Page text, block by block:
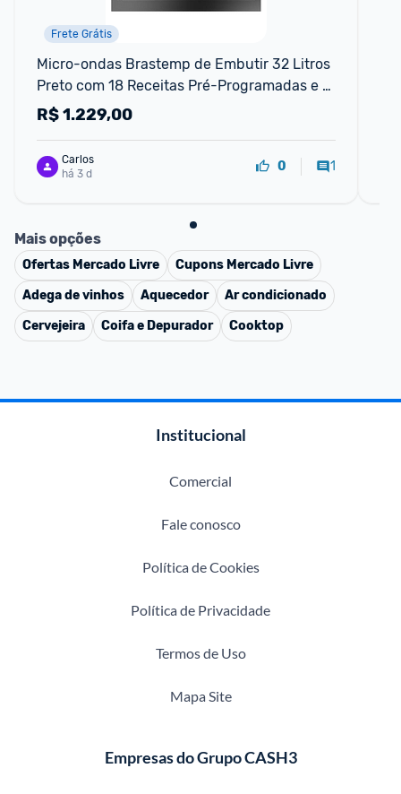
Frete Grátis
Micro-ondas Brastemp de Embutir 32 Litros
Preto com 18 Receitas Pré-Programadas e
Design Sofisticado - BM146AE 110V
R$1.229,00
Carlos
há 3 d
0 1
Mais opções
Ofertas Mercado Livre Cupons Mercado Livre
Adega de vinhos
Aquecedor
Ar condicionado
Cervejeira
Coifa e Depurador Cooktop
Institucional
Comercial
Fale conosco
Política de Cookies
Política de Privacidade
Termos de Uso
Mapa Site
Empresas do Grupo CASH3